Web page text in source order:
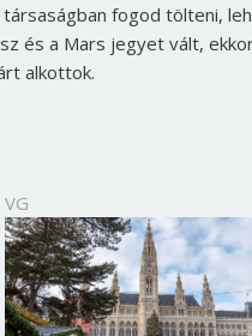
fogod tölteni,
és a Mars jegyet vált,
alkottok.
VG